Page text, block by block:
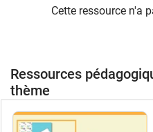
Cette ressource n'a
Ressources
thème